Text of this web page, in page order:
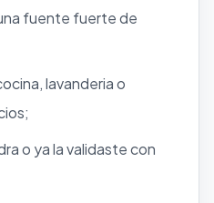
fuente fuerte de
lavanderia o
o ya la validaste con